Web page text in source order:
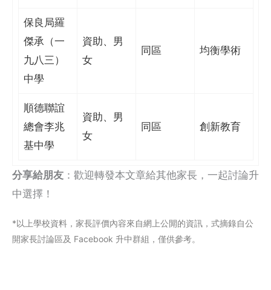
保良局羅
傑承（一
九八三）
中學
資助、男
女
同區 均衡學術
順德聯誼
總會李兆
基中學
資助、男
女
同區 創新教育
分享給朋友 ：歡迎轉發本文章給其他家長，一起討論升
中選擇！
*以上學校資料，家長評價內容來自網上公閞的資訊，式摘錄自公
開家長討論區及 Facebook 升中群組，僅供參考。